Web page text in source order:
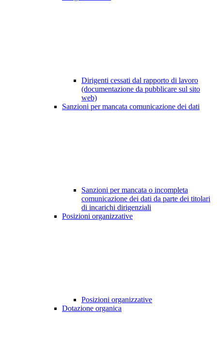
Dirigenti cessati dal rapporto di lavoro
(documentazione da pubblicare sul sito
web)
Sanzioni per mancata comunicazione dei dati
Sanzioni per mancata o incompleta
comunicazione dei dati da parte dei titolari
di incarichi dirigenziali
Posizioni organizzative
Posizioni organizzative
Dotazione organica